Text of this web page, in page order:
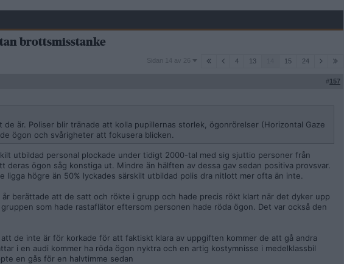
brottsmisstanke
Sidan
Sidan 14 av 26 4 13 15 24
#157
är. Poliser blir tränade att kolla pupillernas storlek, ögonrörelser (Horizontal Gaze
ögon och svårigheter att fokusera blicken.
utbildad personal plockade under tidigt 2000-tal med sig sjuttio personer från
ögon såg konstiga ut. Mindre än hälften av dessa gav sedan positiva provsvar.
ligga högre än 50% lyckades särskilt utbildad polis dra nitlott mer ofta än inte.
berättade att de satt och rökte i grupp och hade precis rökt klart när det dyker upp
som hade rastaflätor eftersom personen hade röda ögon. Det var också den
de inte är för korkade för att faktiskt klara av uppgiften kommer de att gå andra
i en audi kommer ha röda ögon nyktra och en artig kostymnisse i medelklassbil
en gås för en halvtimme sedan